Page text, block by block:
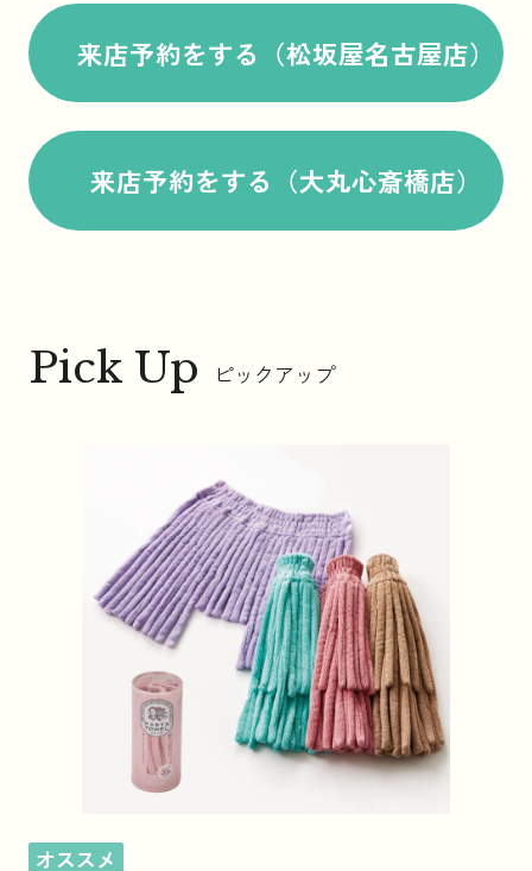
来店予約をする（松坂屋名古屋店）
来店予約をする（大丸心斎橋店）
Pick Up ピックアップ
オススメ